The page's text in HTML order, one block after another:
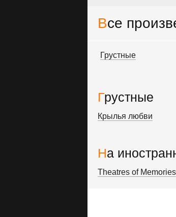
Все
Грустные
Грустные
Крылья любви
На
Theatres of Memories